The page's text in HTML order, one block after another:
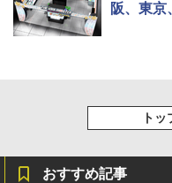
阪、東京
ト
おすすめ記事